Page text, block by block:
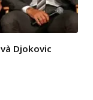
Djokovic